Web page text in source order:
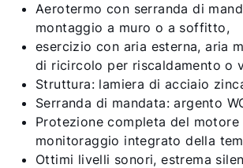
Aerotermo con serranda di
montaggio a muro o a soffitto,
esercizio con aria esterna, aria
di ricircolo per riscaldamento o
Struttura: lamiera di acciaio
Serranda di mandata: argento
Protezione completa del motore
monitoraggio integrato della
Ottimi livelli sonori, estrema